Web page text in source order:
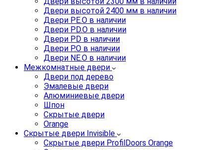
Двери высотой 2400 мм в наличии
Двери PE.O в наличии
Двери PD.O в наличии
Двери PD в наличии
Двери P.O в наличии
Двери NE.O в наличии
Межкомнатные двери
Двери под дерево
Эмалевые двери
Алюминиевые двери
Шпон
Скрытые двери
Orange
Скрытые двери Invisible
Скрытые двери ProfilDoors Orange